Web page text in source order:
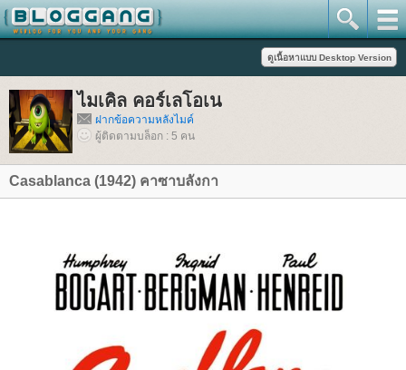
ไมเคิล คอร์เลโอเน
ฝากข้อความหลังไมค์
ผู้ติดตามบล็อก : 5 คน
Casablanca (1942) คาซาบลังกา